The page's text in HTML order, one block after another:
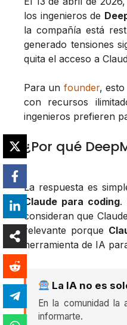
los ingenieros de
la compañía está
generado tensiones
quita el acceso a
Para un founder,
con recursos
ingenieros prefieren
¿Por qué
La respuesta es
Claude para coding.
consideran que
relevante porque
herramienta de IA
La IA no es
En la comunidad la
informarte.